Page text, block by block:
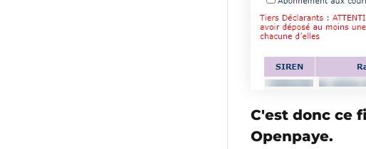
C'est donc ce
Openpaye.